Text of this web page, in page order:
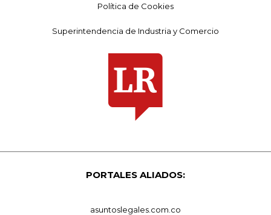
Política de Cookies
Superintendencia de Industria y Comercio
PORTALES ALIADOS:
asuntoslegales.com.co